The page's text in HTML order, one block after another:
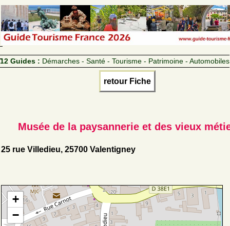
12 Guides : Démarches - Santé - Tourisme - Patrimoine - Automobiles
retour Fiche
Musée de la paysannerie et des vieux
25 rue Villedieu, 25700 Valentigney
+
−